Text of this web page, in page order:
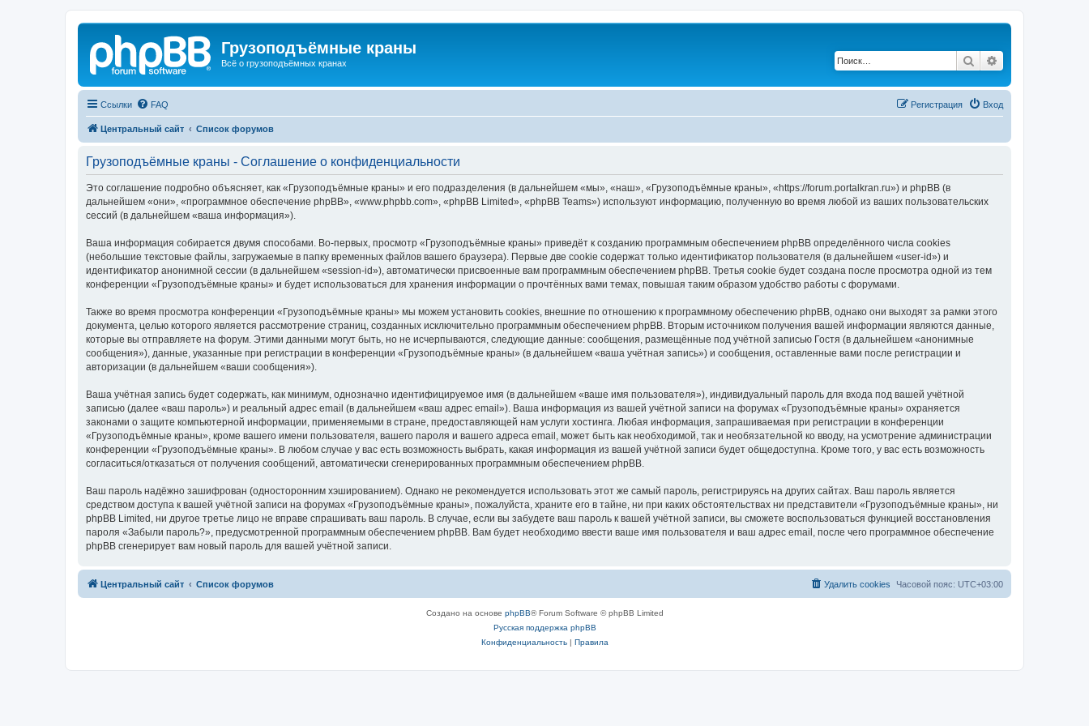
Грузоподъёмные краны
Всё о грузоподъёмных кранах Поиск
Ссылки FAQ Вход
Регистрация
Центральный сайт Список форумов
Грузоподъёмные краны - Соглашение о конфиденциальности
Это соглашение подробно объясняет, как «Грузоподъёмные краны» и его подразделения (в дальнейшем «мы», «наш», «Грузоподъёмные краны», «https://forum.portalkran.ru») и phpBB (в
дальнейшем «они», «программное обеспечение phpBB», «www.phpbb.com», «phpBB Limited», «phpBB Teams») используют информацию, полученную во время любой из ваших пользовательских
сессий (в дальнейшем «ваша информация»).
Ваша информация собирается двумя способами. Во-первых, просмотр «Грузоподъёмные краны» приведёт к созданию программным обеспечением phpBB определённого числа cookies
(небольшие текстовые файлы, загружаемые в папку временных файлов вашего браузера). Первые две cookie содержат только идентификатор пользователя (в дальнейшем «user-id») и
идентификатор анонимной сессии (в дальнейшем «session-id»), автоматически присвоенные вам программным обеспечением phpBB. Третья cookie будет создана после просмотра одной из тем
конференции «Грузоподъёмные краны» и будет использоваться для хранения информации о прочтённых вами темах, повышая таким образом удобство работы с форумами.
Также во время просмотра конференции «Грузоподъёмные краны» мы можем установить cookies, внешние по отношению к программному обеспечению phpBB, однако они выходят за рамки этого
документа, целью которого является рассмотрение страниц, созданных исключительно программным обеспечением phpBB. Вторым источником получения вашей информации являются данные,
которые вы отправляете на форум. Этими данными могут быть, но не исчерпываются, следующие данные: сообщения, размещённые под учётной записью Гостя (в дальнейшем «анонимные
сообщения»), данные, указанные при регистрации в конференции «Грузоподъёмные краны» (в дальнейшем «ваша учётная запись») и сообщения, оставленные вами после регистрации и
авторизации (в дальнейшем «ваши сообщения»).
Ваша учётная запись будет содержать, как минимум, однозначно идентифицируемое имя (в дальнейшем «ваше имя пользователя»), индивидуальный пароль для входа под вашей учётной
записью (далее «ваш пароль») и реальный адрес email (в дальнейшем «ваш адрес email»). Ваша информация из вашей учётной записи на форумах «Грузоподъёмные краны» охраняется
законами о защите компьютерной информации, применяемыми в стране, предоставляющей нам услуги хостинга. Любая информация, запрашиваемая при регистрации в конференции
«Грузоподъёмные краны», кроме вашего имени пользователя, вашего пароля и вашего адреса email, может быть как необходимой, так и необязательной ко вводу, на усмотрение администрации
конференции «Грузоподъёмные краны». В любом случае у вас есть возможность выбрать, какая информация из вашей учётной записи будет общедоступна. Кроме того, у вас есть возможность
согласиться/отказаться от получения сообщений, автоматически сгенерированных программным обеспечением phpBB.
Ваш пароль надёжно зашифрован (односторонним хэшированием). Однако не рекомендуется использовать этот же самый пароль, регистрируясь на других сайтах. Ваш пароль является
средством доступа к вашей учётной записи на форумах «Грузоподъёмные краны», пожалуйста, храните его в тайне, ни при каких обстоятельствах ни представители «Грузоподъёмные краны», ни
phpBB Limited, ни другое третье лицо не вправе спрашивать ваш пароль. В случае, если вы забудете ваш пароль к вашей учётной записи, вы сможете воспользоваться функцией восстановления
пароля «Забыли пароль?», предусмотренной программным обеспечением phpBB. Вам будет необходимо ввести ваше имя пользователя и ваш адрес email, после чего программное обеспечение
phpBB сгенерирует вам новый пароль для вашей учётной записи.
Центральный сайт Список форумов Часовой пояс: UTC+03:00
Удалить cookies
Создано на основе phpBB® Forum Software © phpBB Limited
Русская поддержка phpBB
Конфиденциальность| Правила